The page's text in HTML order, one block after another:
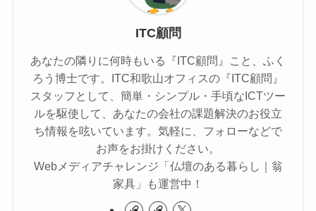
ITC顧問
あなたの隣りに何時もいる『ITC顧問』こと、ふく
ろう博士です。ITC和歌山オフィスの『ITC顧問』
スタッフとして、簡単・シンプル・手頃なICTツー
ルを駆使して、あなたの会社の課題解決のお役立
ち情報を呟いています。気軽に、フォローなどで
お声をお掛けください。
Webメディアチャレンジ「仏壇のある暮らし｜翁
家具」も運営中！